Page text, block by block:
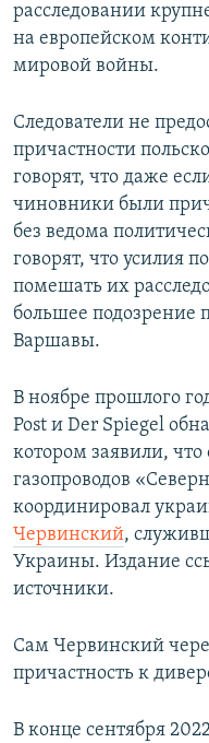
расследовании
на европейском
мировой войны.
Следователи не
причастности
говорят, что даже
чиновники были
без ведома
говорят, что усилия
помешать их
большее подозрение
Варшавы.
В ноябре прошлого
Post и Der Spiegel
котором заявили,
газопроводов
координировал
Червинский,
Украины. Издание
источники.
Сам Червинский
причастность к
В конце сентября